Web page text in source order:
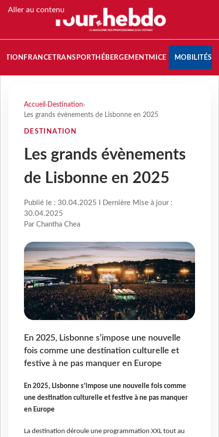
Aller au contenu
FRANCETRANSPORT HÉBERGEMENTMICE MOBILITÉS
Accueil › Destination›
Les grands évènements de Lisbonne en 2025
DESTINATION
Les grands évènements
de Lisbonne en 2025
Publié le : 30.04.2025 I Dernière Mise à jour :
30.04.2025
Par Chantha Chea
En 2025, Lisbonne s’impose une nouvelle
fois comme une destination culturelle et
festive à ne pas manquer en Europe
En 2025, Lisbonne s’impose une nouvelle fois comme
une destination culturelle et festive à ne pas manquer
en Europe
La destination déroule une programmation XXL tout au